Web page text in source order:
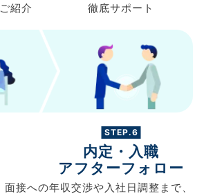
ご紹介
徹底サポート
面接への
STEP.6
内定・入職
アフターフォロー
年収交渉や入社日調整まで、